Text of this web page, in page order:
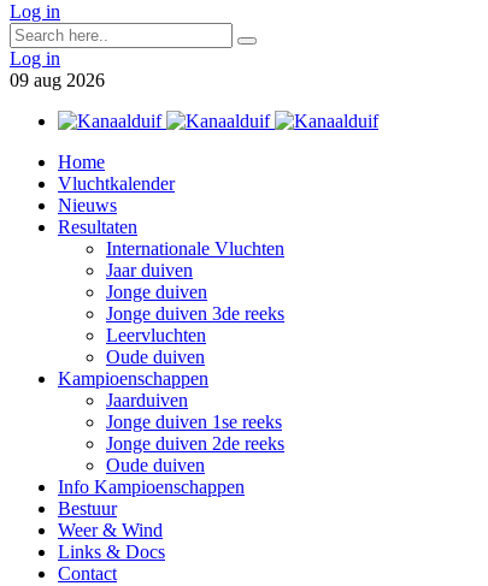
Log in
Log in
09 aug 2026
Home
Vluchtkalender
Nieuws
Resultaten
Internationale Vluchten
Jaar duiven
Jonge duiven
Jonge duiven 3de reeks
Leervluchten
Oude duiven
Kampioenschappen
Jaarduiven
Jonge duiven 1se reeks
Jonge duiven 2de reeks
Oude duiven
Info Kampioenschappen
Bestuur
Weer & Wind
Links & Docs
Contact